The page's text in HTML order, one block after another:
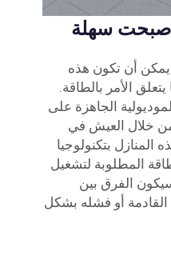
أصبحت سهلة
يمكن أن تكون هذه
الأمر بالطاقة.
الجاهزة على
من خلال العيش في
المنازل بتكنولوجيا
المطلوبة لتشغيل
الفرق بين
القادمة أو فشله بشكل